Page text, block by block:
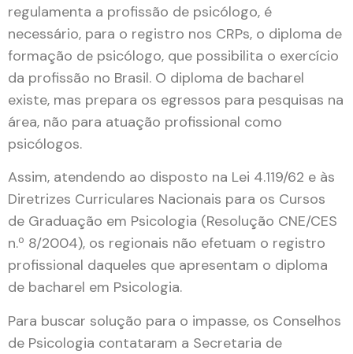
regulamenta a profissão de psicólogo, é
necessário, para o registro nos CRPs, o diploma de
formação de psicólogo, que possibilita o exercício
da profissão no Brasil. O diploma de bacharel
existe, mas prepara os egressos para pesquisas na
área, não para atuação profissional como
psicólogos.
Assim, atendendo ao disposto na Lei 4.119/62 e às
Diretrizes Curriculares Nacionais para os Cursos
de Graduação em Psicologia (Resolução CNE/CES
n.º 8/2004), os regionais não efetuam o registro
profissional daqueles que apresentam o diploma
de bacharel em Psicologia.
Para buscar solução para o impasse, os Conselhos
de Psicologia contataram a Secretaria de